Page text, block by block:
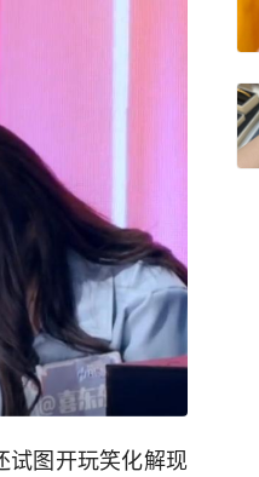
试图开玩笑化解现